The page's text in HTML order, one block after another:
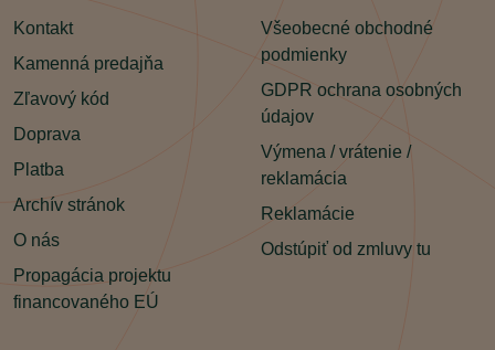
Kontakt
Kamenná predajňa
Zľavový kód
Doprava
Platba
Archív stránok
O nás
Propagácia projektu
financovaného EÚ
Všeobecné obchodné
podmienky
GDPR ochrana osobných
údajov
Výmena / vrátenie /
reklamácia
Reklamácie
Odstúpiť od zmluvy tu